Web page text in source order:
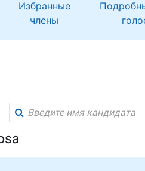
Избранные
члены